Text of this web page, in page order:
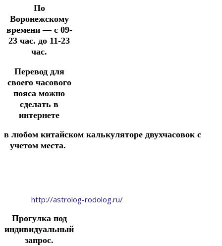
По
Воронежскому
времени — с 09-
23 час. до 11-23
час.
Перевод для
своего часового
пояса можно
сделать в
интернете
в любом китайском калькуляторе двухчасовок с
учетом места.
http://astrolog-rodolog.ru/
Прогулка под
индивидуальный
запрос.